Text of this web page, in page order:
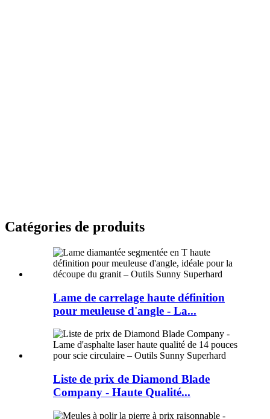
Catégories de produits
Lame de carrelage haute définition
pour meuleuse d'angle - La...
Liste de prix de Diamond Blade
Company - Haute Qualité...